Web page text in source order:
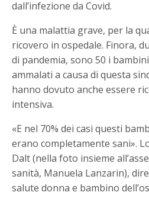
dall’infezione da Covid.
È una malattia grave, per la
ricovero in ospedale. Finora,
di pandemia, sono 50 i
ammalati a causa di questa
hanno dovuto anche essere
intensiva.
«E nel 70% dei casi questi
erano completamente sani».
Dalt (nella foto insieme
sanità, Manuela Lanzarin),
salute donna e bambino